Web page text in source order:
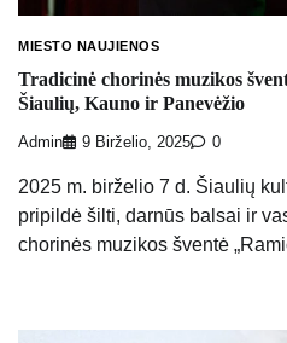
MIESTO NAUJIENOS
Tradicinė chorinės muzikos
Šiaulių, Kauno ir Panevėžio
Admin 9 Birželio, 2025 0
2025 m. birželio 7 d. Šiaulių
pripildė šilti, darnūs balsai ir
chorinės muzikos šventė